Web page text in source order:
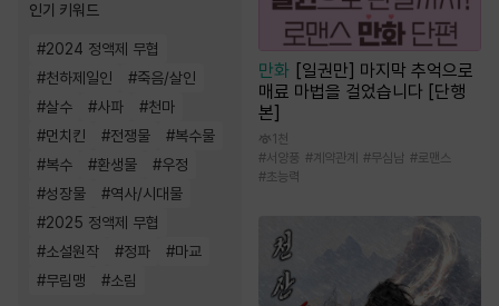
인기 키워드
#2024 정액제 무협
#천하제일인 #죽음/살인
#살수 #사파 #천마
#먼치킨 #전쟁물 #복수물
#복수 #환생물 #우정
#성장물 #역사/시대물
#2025 정액제 무협
#소설원작 #정파 #마교
#무림맹 #소림
만화 [일권만] 마지막 추억으로
매료 마법을 걸었습니다 [단행
본]
1천
#서양풍 #계약관계 #무심남 #로맨스
#초능력